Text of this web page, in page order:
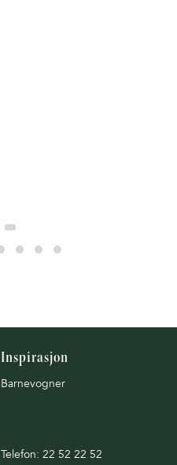
Inspirasjon
Barnevogner
Telefon: 22 52 22 52